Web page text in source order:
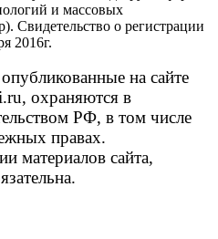
и массовых
Свидетельство о регистрации
2016г.
на сайте
охраняются в
РФ, в том числе
правах.
материалов сайта,